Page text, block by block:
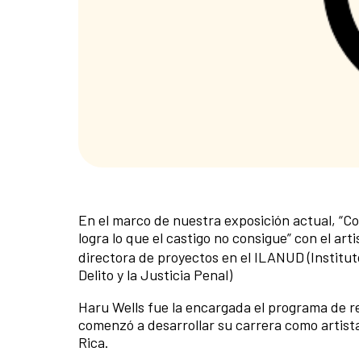
En el marco de nuestra exposición actual,
logra lo que el castigo no consigue” con el
directora de proyectos en el ILANUD
Delito y la Justicia Penal)
Haru Wells fue la encargada el programa
comenzó a desarrollar su carrera como
Rica.